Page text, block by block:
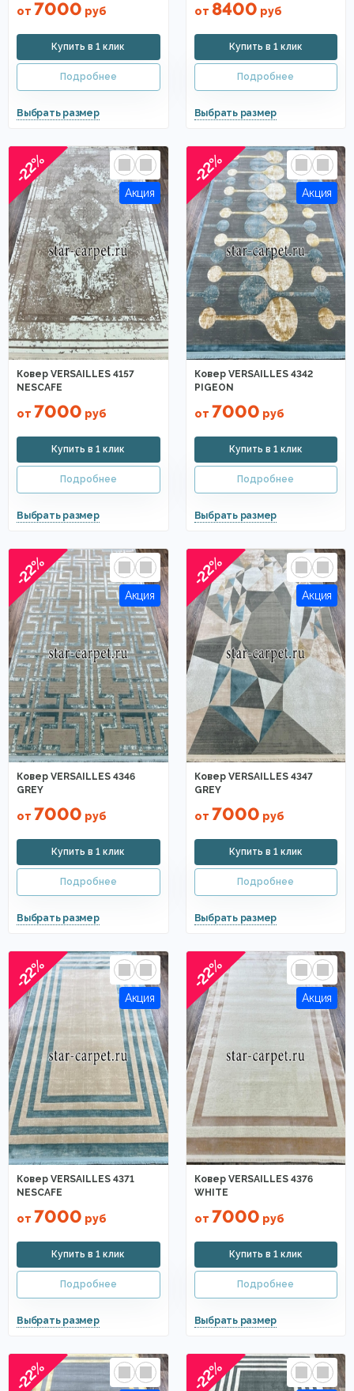
от 7000 руб от 8400 руб
-22%
Ковер VERSAILLES 4157
NESCAFE
от 7000 руб
-22%
Ковер VERSAILLES 4342
PIGEON
от 7000 руб
-22%
Ковер VERSAILLES 4346
GREY
от 7000 руб
-22%
Ковер VERSAILLES 4347
GREY
от 7000 руб
-22%
Ковер VERSAILLES 4371
NESCAFE
от 7000 руб
-22%
Ковер VERSAILLES 4376
WHITE
от 7000 руб
-22% -22%